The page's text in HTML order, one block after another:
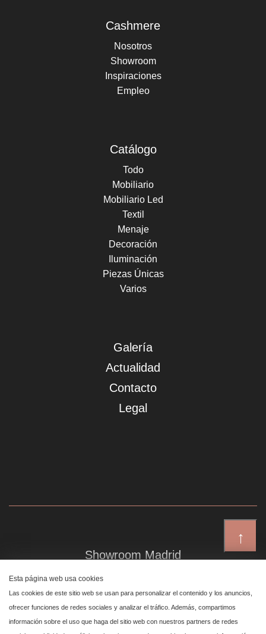
↑
Cashmere
Nosotros
Showroom
Inspiraciones
Empleo
Catálogo
Todo
Mobiliario
Mobiliario Led
Textil
Menaje
Decoración
Iluminación
Piezas Únicas
Varios
Galería
Actualidad
Contacto
Legal
Showroom Madrid
Plaza de Canalejas 6, 4 izq
Centro, 28014 Madrid
Esta página web usa cookies
Las cookies de este sitio web se usan para personalizar el contenido y los anuncios,
ofrecer funciones de redes sociales y analizar el tráfico. Además, compartimos
información sobre el uso que haga del sitio web con nuestros partners de redes